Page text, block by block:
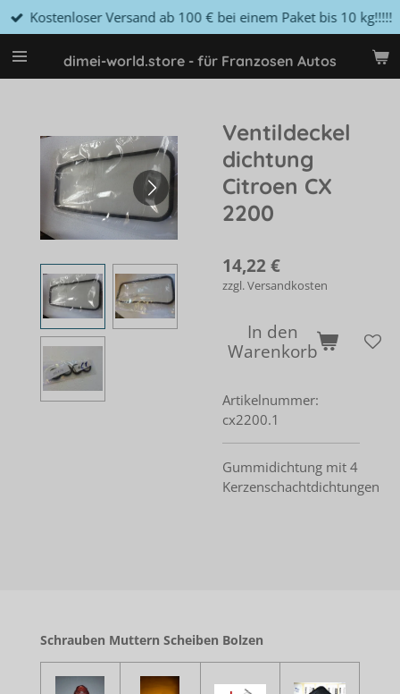
Zum
Hauptinhalt
springen dimei-world.store - für Franzosen Autos
Kostenloser Versand ab 100 € bei einem Paket bis 10 kg!!!!!
Ventildeckel
dichtung
Citroen CX
2200
14,22 €
zzgl. Versandkosten
In den
Warenkorb
Artikelnummer:
cx2200.1
Gummidichtung mit 4
Kerzenschachtdichtungen
Schrauben Muttern Scheiben Bolzen